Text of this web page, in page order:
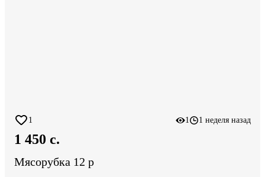
1 1 1 неделя назад
1 450 c.
Мясорубка 12 р